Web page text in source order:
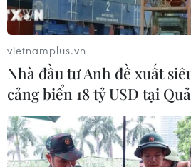
TIN LIÊN QUAN
vietnamplus.vn
Nhà đầu tư Anh đề xuất
cảng biển 18 tỷ USD tại